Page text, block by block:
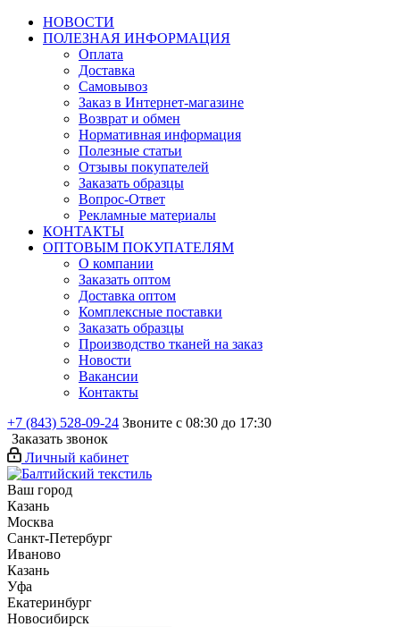
НОВОСТИ
ПОЛЕЗНАЯ ИНФОРМАЦИЯ
Оплата
Доставка
Самовывоз
Заказ в Интернет-магазине
Возврат и обмен
Нормативная информация
Полезные статьи
Отзывы покупателей
Заказать образцы
Вопрос-Ответ
Рекламные материалы
КОНТАКТЫ
ОПТОВЫМ ПОКУПАТЕЛЯМ
О компании
Заказать оптом
Доставка оптом
Комплексные поставки
Заказать образцы
Производство тканей на заказ
Новости
Вакансии
Контакты
+7 (843) 528-09-24 Звоните с 08:30 до 17:30
Заказать звонок
Личный кабинет
Ваш город
Казань
Москва
Санкт-Петербург
Иваново
Казань
Уфа
Екатеринбург
Новосибирск